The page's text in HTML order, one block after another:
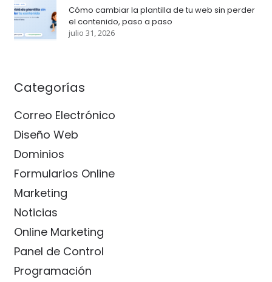
Cómo cambiar la plantilla de tu web sin perder
el contenido, paso a paso
julio 31, 2026
Categorías
Correo Electrónico
Diseño Web
Dominios
Formularios Online
Marketing
Noticias
Online Marketing
Panel de Control
Programación